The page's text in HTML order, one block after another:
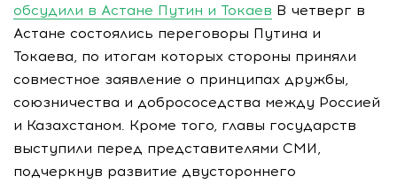
обсудили в Астане Путин и Токаев В четверг в
Астане состоялись переговоры Путина и
Токаева, по итогам которых стороны приняли
совместное заявление о принципах дружбы,
союзничества и добрососедства между Россией
и Казахстаном. Кроме того, главы государств
выступили перед представителями СМИ,
подчеркнув развитие двустороннего